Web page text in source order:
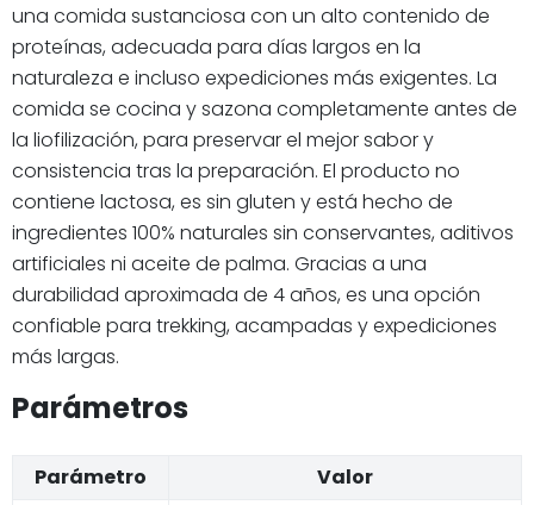
una comida sustanciosa con un alto contenido de
proteínas, adecuada para días largos en la
naturaleza e incluso expediciones más exigentes. La
comida se cocina y sazona completamente antes de
la liofilización, para preservar el mejor sabor y
consistencia tras la preparación. El producto no
contiene lactosa, es sin gluten y está hecho de
ingredientes 100% naturales sin conservantes, aditivos
artificiales ni aceite de palma. Gracias a una
durabilidad aproximada de 4 años, es una opción
confiable para trekking, acampadas y expediciones
más largas.
Parámetros
Parámetro
Valor